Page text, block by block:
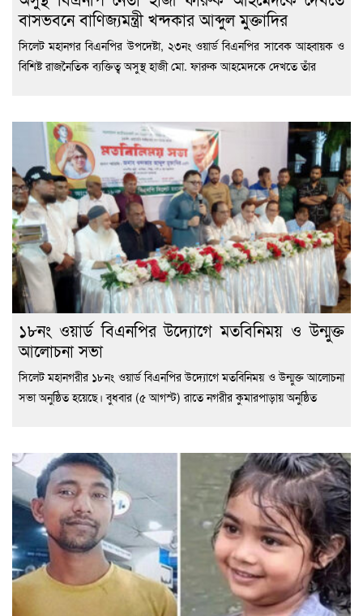
বাসভবনে বাণিজ্যমন্ত্রী খন্দকার আব্দুল মুক্তাদির
সিলেট মহানগর বিএনপির উপদেষ্টা, ২৩নং ওয়ার্ড বিএনপির সাবেক আহ্বায়ক ও
বিশিষ্ট রাজনৈতিক ব্যক্তিত্ব অসুস্থ হাজী মো. ফারুক আহমেদকে দেখতে তাঁর
১৮নং ওয়ার্ড বিএনপির উদ্যোগে মতবিনিময় ও উন্মুক্ত
আলোচনা সভা
সিলেট মহানগরীর ১৮নং ওয়ার্ড বিএনপির উদ্যোগে মতবিনিময় ও উন্মুক্ত আলোচনা
সভা অনুষ্ঠিত হয়েছে। বুধবার (৫ আগস্ট) রাতে নগরীর কুমারপাড়ায় অনুষ্ঠিত